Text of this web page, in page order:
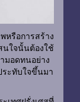
หรือการสร้าง
นใจนั้นต้องใช้
มอดทนอย่าง
ะทับใจขึ้นมา